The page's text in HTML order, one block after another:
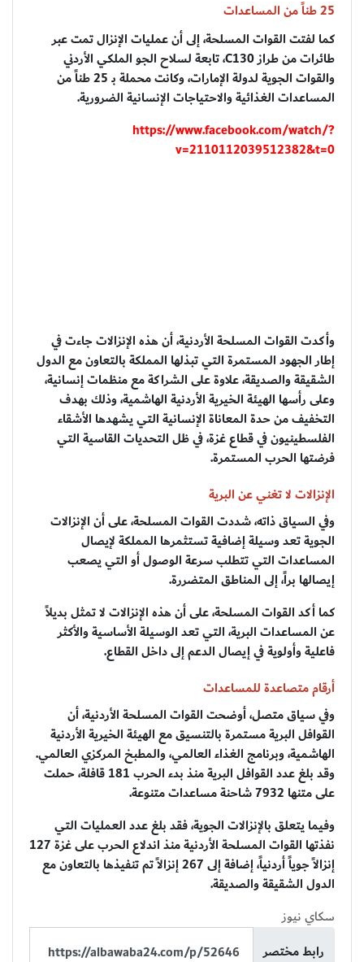
25 طناً من المساعدات
كما لفتت القوات المسلحة، إلى أن عمليات الإنزال تمت عبر
طائرات من طراز C130، تابعة لسلاح الجو الملكي الأردني
والقوات الجوية لدولة الإمارات، وكانت محملة بـ 25 طناً من
المساعدات الغذائية والاحتياجات الإنسانية الضرورية.
https://www.facebook.com/watch/?
v=2110112039512382&t=0
وأكدت القوات المسلحة الأردنية، أن هذه الإنزالات جاءت في
إطار الجهود المستمرة التي تبذلها المملكة بالتعاون مع الدول
الشقيقة والصديقة، علاوة على الشراكة مع منظمات إنسانية،
وعلى رأسها الهيئة الخيرية الأردنية الهاشمية، وذلك بهدف
التخفيف من حدة المعاناة الإنسانية التي يشهدها الأشقاء
الفلسطينيون في قطاع غزة، في ظل التحديات القاسية التي
فرضتها الحرب المستمرة.
الإنزالات لا تغني عن البرية
وفي السياق ذاته، شددت القوات المسلحة، على أن الإنزالات
الجوية تعد وسيلة إضافية تستثمرها المملكة لإيصال
المساعدات التي تتطلب سرعة الوصول أو التي يصعب
إيصالها براً، إلى المناطق المتضررة.
كما أكد القوات المسلحة، على أن هذه الإنزالات لا تمثل بديلاً
عن المساعدات البرية، التي تعد الوسيلة الأساسية والأكثر
فاعلية وأولوية في إيصال الدعم إلى داخل القطاع.
أرقام متصاعدة للمساعدات
وفي سياق متصل، أوضحت القوات المسلحة الأردنية، أن
القوافل البرية مستمرة بالتنسيق مع الهيئة الخيرية الأردنية
الهاشمية، وبرنامج الغذاء العالمي، والمطبخ المركزي العالمي.
وقد بلغ عدد القوافل البرية منذ بدء الحرب 181 قافلة، حملت
على متنها 7932 شاحنة مساعدات متنوعة.
وفيما يتعلق بالإنزالات الجوية، فقد بلغ عدد العمليات التي
نفذتها القوات المسلحة الأردنية منذ اندلاع الحرب على غزة 127
إنزالاً جوياً أردنياً، إضافة إلى 267 إنزالاً تم تنفيذها بالتعاون مع
الدول الشقيقة والصديقة.
سكاي نيوز
رابط مختصر